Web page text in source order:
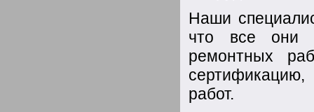
Наши
что все они
ремонтных
сертификацию,
работ.